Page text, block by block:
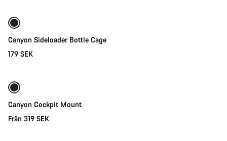
Canyon Sideloader Bottle Cage
179 SEK
Canyon Cockpit Mount
Från 319 SEK